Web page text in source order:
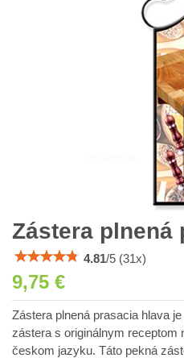
Zástera plnená
4.81/5 (31 x)
9,75 €
Zástera plnená prasacia hlava
zástera s originálnym receptom
českom jazyku. Táto pekná